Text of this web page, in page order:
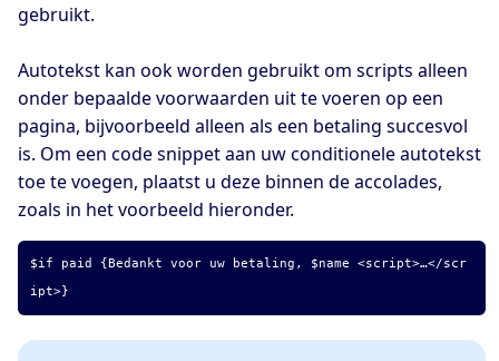
gebruikt.
Autotekst kan ook worden gebruikt om scripts alleen
onder bepaalde voorwaarden uit te voeren op een
pagina, bijvoorbeeld alleen als een betaling succesvol
is. Om een code snippet aan uw conditionele autotekst
toe te voegen, plaatst u deze binnen de accolades,
zoals in het voorbeeld hieronder.
$if paid {Bedankt voor uw betaling, $name <script>…</scr
ipt>}